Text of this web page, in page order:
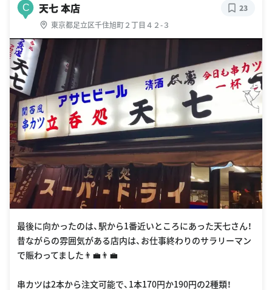
C 天七 本店
東京都足立区千住旭町２丁目４２-３
23
最後に向かったのは、駅から1番近いところにあった天七さん！
昔ながらの雰囲気がある店内は、お仕事終わりのサラリーマン
で賑わってました👨‍💼👨‍💼
串カツは2本から注文可能で、1本170円か190円の2種類！